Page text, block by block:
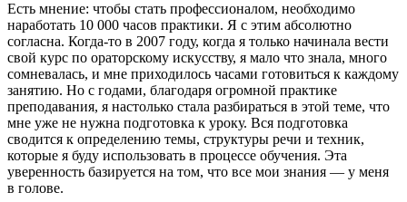
Есть мнение: чтобы стать профессионалом, необходимо
наработать 10 000 часов практики. Я с этим абсолютно
согласна. Когда-то в 2007 году, когда я только начинала вести
свой курс по ораторскому искусству, я мало что знала, много
сомневалась, и мне приходилось часами готовиться к каждому
занятию. Но с годами, благодаря огромной практике
преподавания, я настолько стала разбираться в этой теме, что
мне уже не нужна подготовка к уроку. Вся подготовка
сводится к определению темы, структуры речи и техник,
которые я буду использовать в процессе обучения. Эта
уверенность базируется на том, что все мои знания — у меня
в голове.